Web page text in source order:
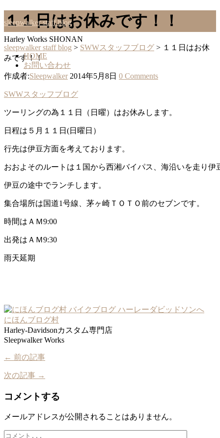
sleepwalker staff blog
Harley Works SHONAN
HOME
お問い合わせ
１１日はお休みです！！
sleepwalker staff blog > SWWスタッフブログ > １１日はお休
みです！！
作成者:Sleepwalker 2014年5月8日 0 Comments
SWWスタッフブログ
ツーリングの為１１日（日曜）はお休みします。
日程は５月１１日(日曜日）
行先は伊豆方面を考えております。
おおよそのルートは１国から西湘バイパス、海沿いを走り
伊豆の途中でランチします。
集合場所は国道1号線、茅ヶ崎ＴＯＴＯ前のセブンです。
時間はＡＭ9:00
出発はＡＭ9:30
雨天延期
にほんブログ村
Harley-Davidsonカスタム専門店
Sleepwalker Works
← 前の記事
次の記事 →
コメントする
メールアドレスが公開されることはありません。